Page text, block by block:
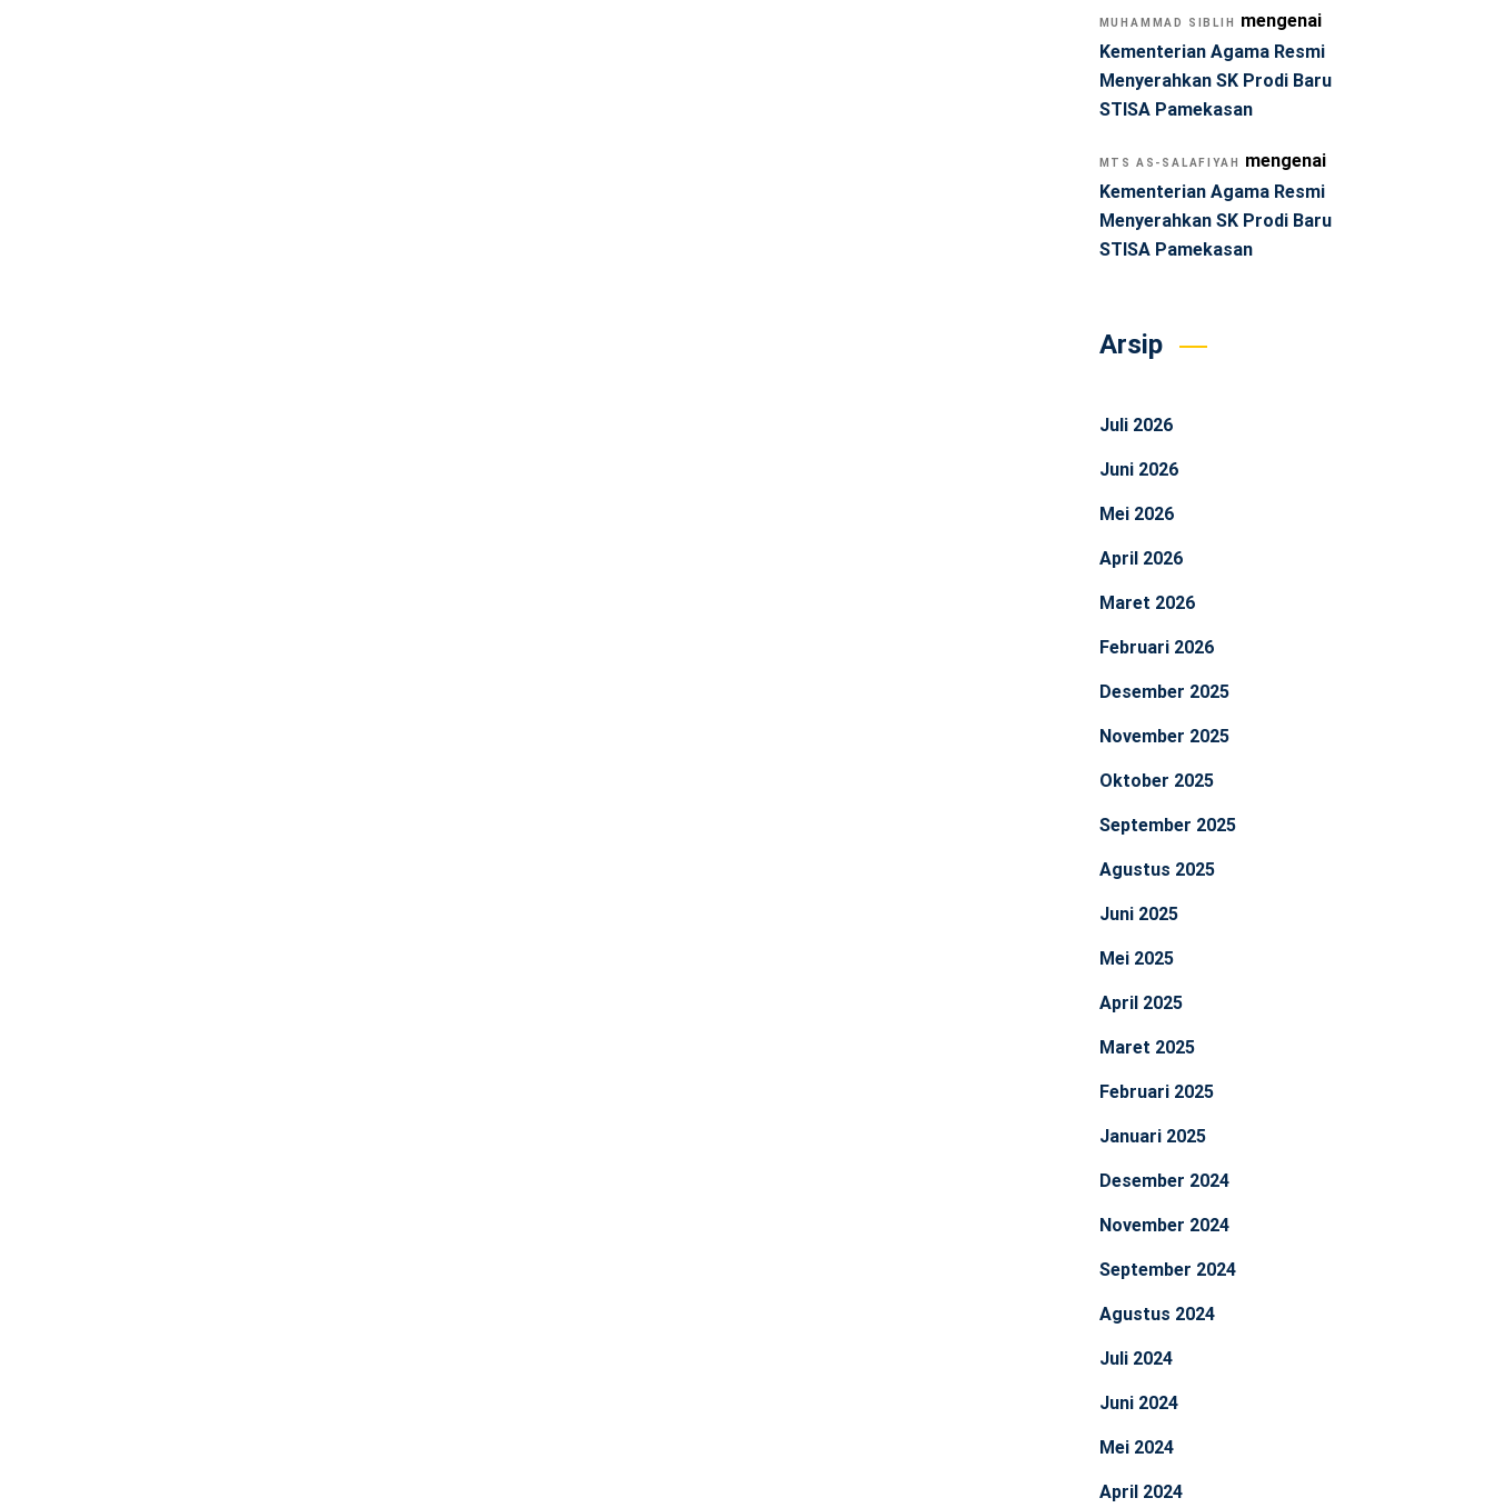
MUHAMMAD SIBLIH
mengenai
Kementerian Agama Resmi
Menyerahkan SK Prodi Baru
STISA Pamekasan
MTS AS-SALAFIYAH
mengenai
Kementerian Agama Resmi
Menyerahkan SK Prodi Baru
STISA Pamekasan
Arsip
Juli 2026
Juni 2026
Mei 2026
April 2026
Maret 2026
Februari 2026
Desember 2025
November 2025
Oktober 2025
September 2025
Agustus 2025
Juni 2025
Mei 2025
April 2025
Maret 2025
Februari 2025
Januari 2025
Desember 2024
November 2024
September 2024
Agustus 2024
Juli 2024
Juni 2024
Mei 2024
April 2024